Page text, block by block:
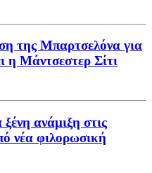
της Μπαρτσελόνα για
η Μάντσεστερ Σίτι
ανάμιξη στις
νέα φιλορωσική